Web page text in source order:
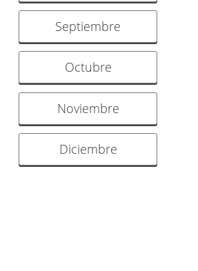
Septiembre
Octubre
Noviembre
Diciembre